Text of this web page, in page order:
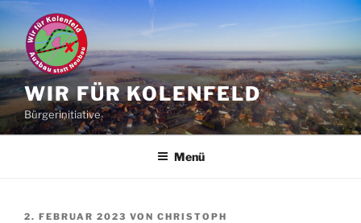
Zum
Inhalt
springen
WIR FÜR KOLENFELD
Bürgerinitiative
Menü
VERÖFFENTLICHT
2. FEBRUAR 2023 VON CHRISTOPH